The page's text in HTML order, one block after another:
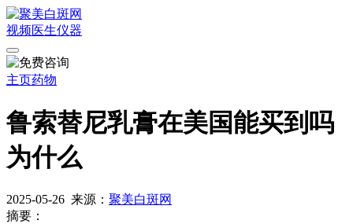
视频医生仪器
主页药物
鲁索替尼乳膏在美国能买到吗
为什么
2025-05-26 来源： 聚美白斑网
摘要：